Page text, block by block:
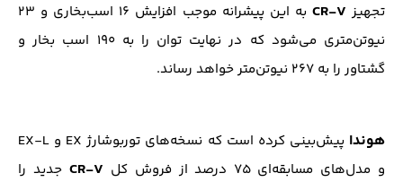
تجهیز CR-V
به این پیشرانه موجب افزایش ۱۶ اسب‌بخاری و ۲۳
نیوتن‌متری می‌شود که در نهایت توان را به ۱۹۰ اسب ‌بخار و
گشتاور را به ۲۶۷ نیوتن‌متر خواهد رساند.
هوندا
پیش‌بینی کرده است که نسخه‌های توربوشارژ EX و EX-L
و مدل‌های مسابقه‌ای ۷۵ درصد از فروش کل
CR-V جدید را